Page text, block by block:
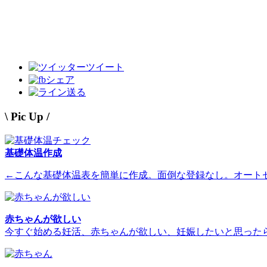
ツイート
シェア
送る
\ Pic Up /
基礎体温作成
←こんな基礎体温表を簡単に作成。面倒な登録なし。オート
赤ちゃんが欲しい
今すぐ始める妊活、赤ちゃんが欲しい、妊娠したいと思った